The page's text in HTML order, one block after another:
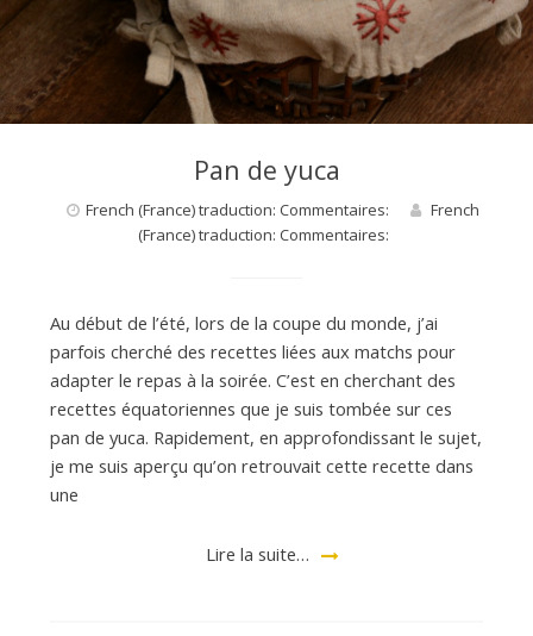
e
Pan de yuca
French (France) traduction: Commentaires:
French
(France) traduction: Commentaires:
Au début de l’été, lors de la coupe du monde, j’ai
parfois cherché des recettes liées aux matchs pour
adapter le repas à la soirée. C’est en cherchant des
recettes équatoriennes que je suis tombée sur ces
pan de yuca. Rapidement, en approfondissant le sujet,
je me suis aperçu qu’on retrouvait cette recette dans
une
Lire la suite…